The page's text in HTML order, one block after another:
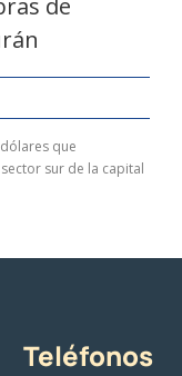
de
que
sur de la capital
Teléfonos